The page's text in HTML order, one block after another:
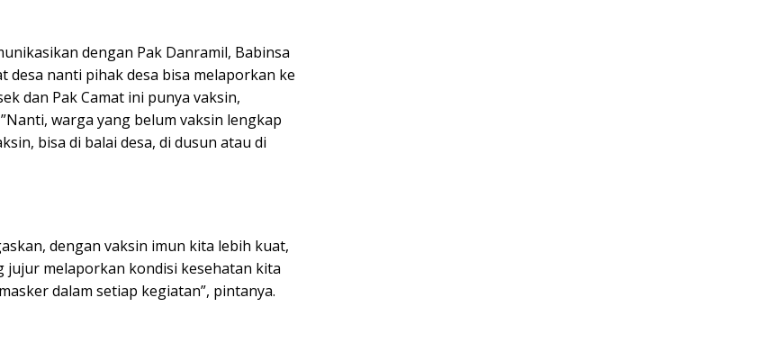
dengan Pak Danramil, Babinsa
nanti pihak desa bisa melaporkan ke
dan Pak Camat ini punya vaksin,
warga yang belum vaksin lengkap
bisa di balai desa, di dusun atau di
dengan vaksin imun kita lebih kuat,
jujur melaporkan kondisi kesehatan kita
dalam setiap kegiatan”, pintanya.